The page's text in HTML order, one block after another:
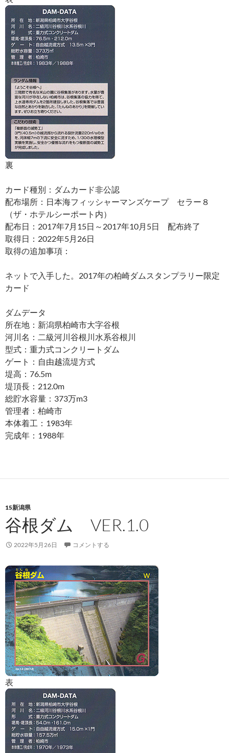
裏
カード種別：ダムカード非公認
配布場所：日本海フィッシャーマンズケープ セラー８
（ザ・ホテルシーポート内）
配布日：2017年7月15日～2017年10月5日 配布終了
取得日：2022年5月26日
取得の追加事項：
ネットで入手した。2017年の柏崎ダムスタンプラリー限定
カード
ダムデータ
所在地：新潟県柏崎市大字谷根
河川名：二級河川谷根川水系谷根川
型式：重力式コンクリートダム
ゲート：自由越流堤方式
堤高：76.5m
堤頂長：212.0m
総貯水容量：373万m3
管理者：柏崎市
本体着工：1983年
完成年：1988年
15新潟県
谷根ダム VER.1.0
2022年5月26日 コメントする
表